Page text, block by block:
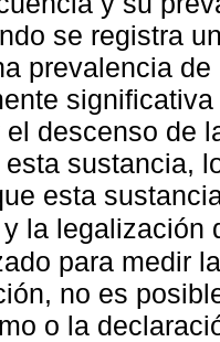
se registra
prevalencia
el descenso de
sustancia,
esta
la legalización
para medir
no es
o la